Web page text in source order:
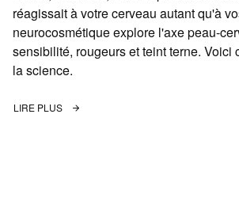
réagissait à votre cerveau autant qu'à
neurocosmétique explore l'axe peau-
sensibilité, rougeurs et teint terne. Voici
la science.
LIRE PLUS